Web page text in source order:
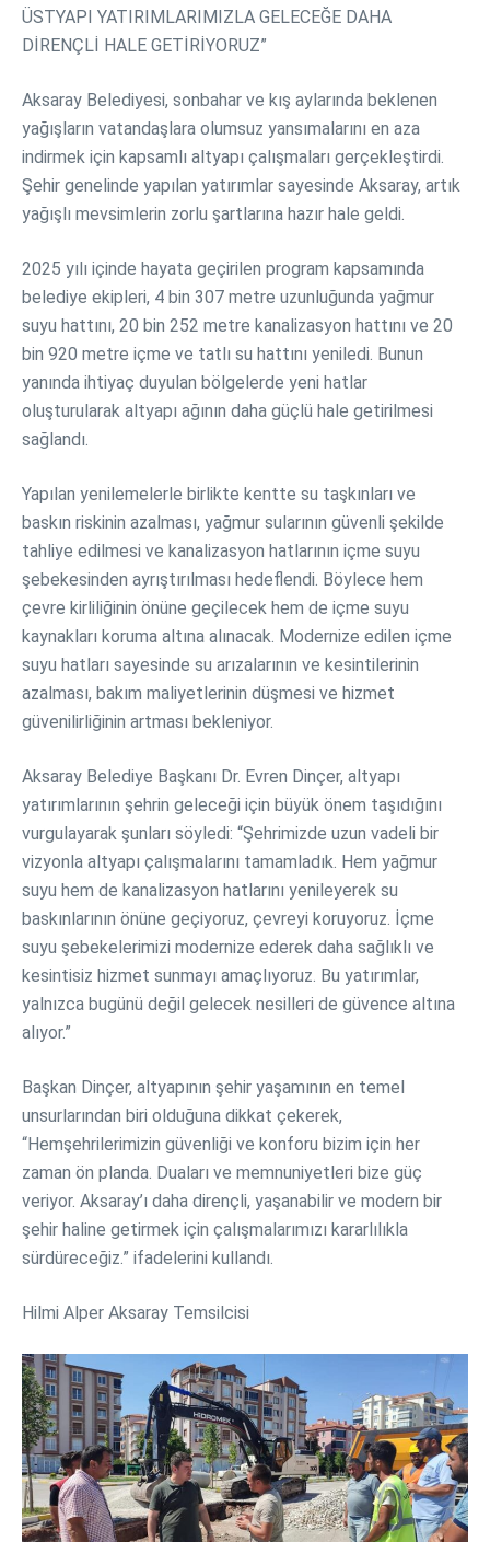
ÜSTYAPI YATIRIMLARIMIZLA GELECEĞE DAHA
DİRENÇLİ HALE GETİRİYORUZ”
Aksaray Belediyesi, sonbahar ve kış aylarında beklenen
yağışların vatandaşlara olumsuz yansımalarını en aza
indirmek için kapsamlı altyapı çalışmaları gerçekleştirdi.
Şehir genelinde yapılan yatırımlar sayesinde Aksaray, artık
yağışlı mevsimlerin zorlu şartlarına hazır hale geldi.
2025 yılı içinde hayata geçirilen program kapsamında
belediye ekipleri, 4 bin 307 metre uzunluğunda yağmur
suyu hattını, 20 bin 252 metre kanalizasyon hattını ve 20
bin 920 metre içme ve tatlı su hattını yeniledi. Bunun
yanında ihtiyaç duyulan bölgelerde yeni hatlar
oluşturularak altyapı ağının daha güçlü hale getirilmesi
sağlandı.
Yapılan yenilemelerle birlikte kentte su taşkınları ve
baskın riskinin azalması, yağmur sularının güvenli şekilde
tahliye edilmesi ve kanalizasyon hatlarının içme suyu
şebekesinden ayrıştırılması hedeflendi. Böylece hem
çevre kirliliğinin önüne geçilecek hem de içme suyu
kaynakları koruma altına alınacak. Modernize edilen içme
suyu hatları sayesinde su arızalarının ve kesintilerinin
azalması, bakım maliyetlerinin düşmesi ve hizmet
güvenilirliğinin artması bekleniyor.
Aksaray Belediye Başkanı Dr. Evren Dinçer, altyapı
yatırımlarının şehrin geleceği için büyük önem taşıdığını
vurgulayarak şunları söyledi: “Şehrimizde uzun vadeli bir
vizyonla altyapı çalışmalarını tamamladık. Hem yağmur
suyu hem de kanalizasyon hatlarını yenileyerek su
baskınlarının önüne geçiyoruz, çevreyi koruyoruz. İçme
suyu şebekelerimizi modernize ederek daha sağlıklı ve
kesintisiz hizmet sunmayı amaçlıyoruz. Bu yatırımlar,
yalnızca bugünü değil gelecek nesilleri de güvence altına
alıyor.”
Başkan Dinçer, altyapının şehir yaşamının en temel
unsurlarından biri olduğuna dikkat çekerek,
“Hemşehrilerimizin güvenliği ve konforu bizim için her
zaman ön planda. Duaları ve memnuniyetleri bize güç
veriyor. Aksaray’ı daha dirençli, yaşanabilir ve modern bir
şehir haline getirmek için çalışmalarımızı kararlılıkla
sürdüreceğiz.” ifadelerini kullandı.
Hilmi Alper Aksaray Temsilcisi